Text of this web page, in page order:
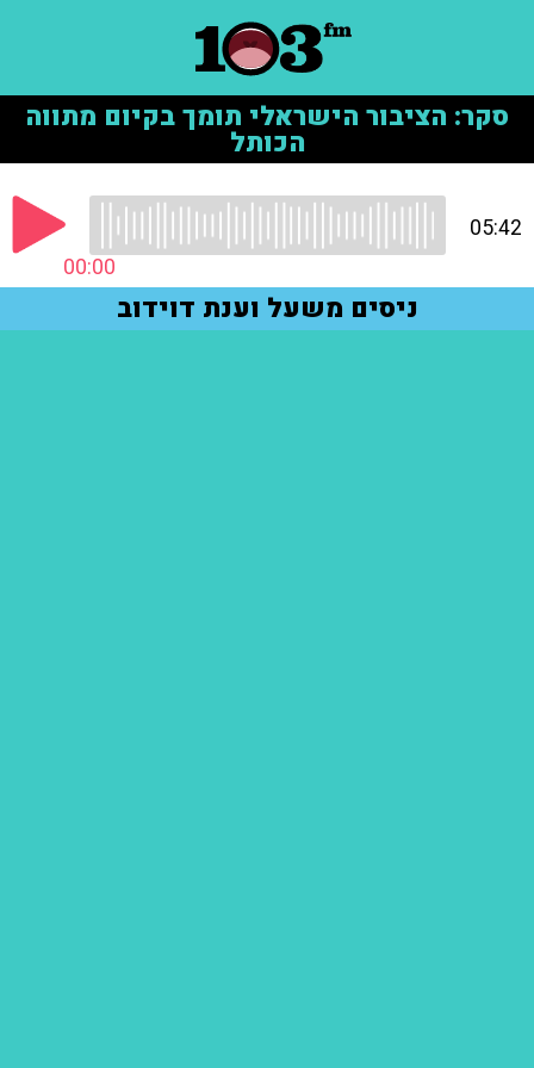
סקר: הציבור הישראלי תומך בקיום מתווה
הכותל
00:00
05:42
ניסים משעל וענת דוידוב